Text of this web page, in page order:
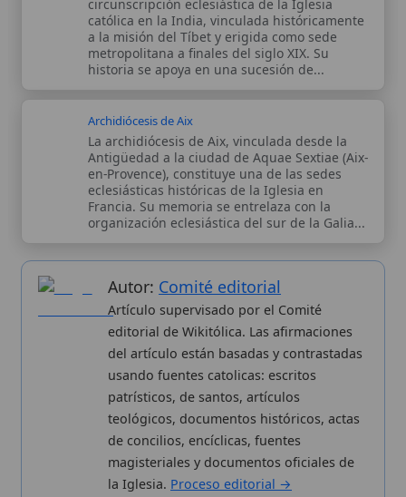
Francia. Su memoria se entrelaza con la
organización eclesiástica del sur de la Galia...
Comité editorial
editorial de Wikitólica. Las afirmaciones
del artículo están basadas y contrastadas
usando fuentes catolicas: escritos
patrísticos, de santos, artículos
teológicos, documentos históricos, actas
de concilios, encíclicas, fuentes
la Iglesia.Proceso editorial →
Wikitólica © 2026 . Enciclopedia del patrimonio doctrinal,
histórico y litúrgico de la Iglesia Católica. Parte de la red formativa
Curso Católico,Buscador Católico yCustodio Animae. Con
analíticas anónimas. LicenciaCC BY-SA(texto). Editado en
Valencia, España.ISSN: 3101-7339 . Bajo el patrocinio de San
Carlo Acutis.
Sobre nosotros
Proceso editorial
Publicación seriada
Datos abiertos
Estadísticas
Aviso legal
Categorias
Nuevas entradas
Cambios recientes
Kit de Prensa